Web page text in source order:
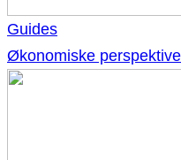
Guides
Økonomiske